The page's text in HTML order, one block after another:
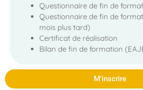
Questionnaire de fin de
Questionnaire de fin de
mois plus tard)
Certificat de réalisation
Bilan de fin de formation
M'inscrire